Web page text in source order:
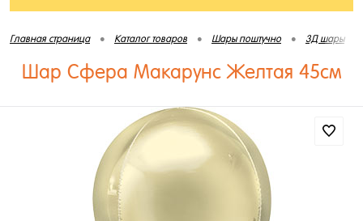
Главная страница • Каталог товаров • Шары поштучно • 3Д шары
Шар Сфера Макарунс Желтая 45см